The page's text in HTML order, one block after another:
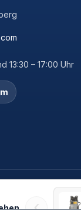
13:30 – 17:00 Uhr